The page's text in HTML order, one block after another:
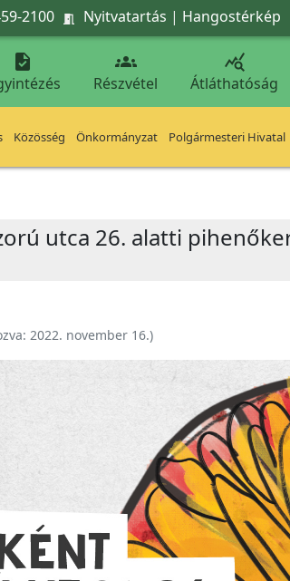
2100  Nyitvatartás | Hangostérkép
 
Részvétel

Átláthatóság
Közösség Önkormányzat Polgármesteri Hivatal
utca 26. alatti
2022. november 16.)